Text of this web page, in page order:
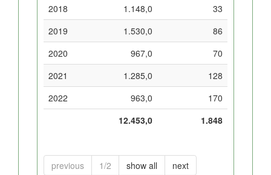
2018
1.148,0
33
2019
1.530,0
86
2020
967,0
70
2021
1.285,0
128
2022
963,0
170
12.453,0
1.848
previous 1/2 show all next